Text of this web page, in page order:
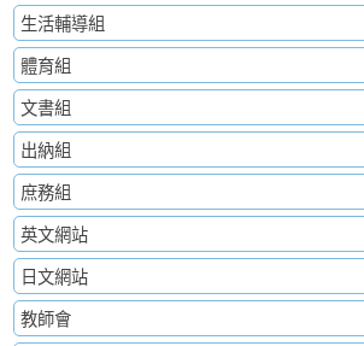
生活輔導組
體育組
文書組
出納組
庶務組
英文網站
日文網站
教師會